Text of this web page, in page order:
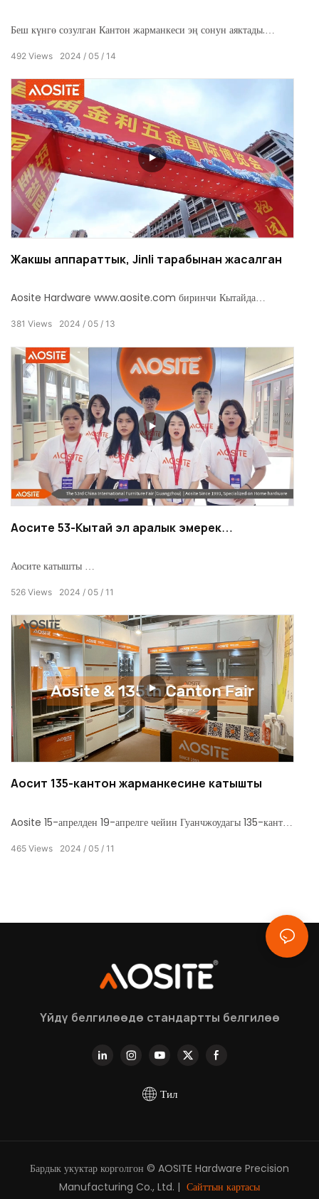
Беш күнгө созулган Кантон жарманкеси эң сонун аяктады.
муктаждыктарын чечүүгө абдан кубанычта.
2024 05 14
492 Views
Жакшы аппараттык, Jinli тарабынан жасалган
Aosite Hardware www.aosite.com биринчи Кытайда
жабдууларын өндүрүүчүсү катары, ал токтотуу үчүн көптөгөн
жаңы жана эски кардарларды тартты!
2024 05 13
381 Views
Аосите 53-Кытай эл аралык эмерек
Аосите катышты
2024 05 11
526 Views
Аосит 135-кантон жарманкесине катышты
Aosite 15-апрелден 19-апрелге чейин Гуанчжоудагы 135-кантон
2024 05 11
465 Views
Үйдү белгилөөдө стандартты белгилөө
Тил
Бардык укуктар корголгон © AOSITE Hardware Precision
Manufacturing Co., Ltd. | Сайттын картасы